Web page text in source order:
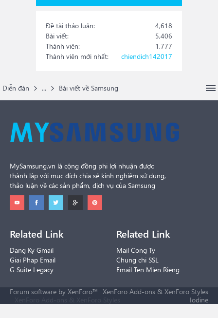
Đề tài thảo luận:
4,618
Bài viết:
5,406
Thành viên:
1,777
Thành viên mới nhất:
chiendich142017
Diễn đàn ... Bài viết về Samsung
MySamsung.vn là cộng đồng phi lợi nhuận được
thành lập với mục đích chia sẻ kinh nghiệm sử dụng,
thảo luận về các sản phẩm, dịch vụ của Samsung
Related Link
Dang Ky Gmail
Giai Phap Email
G Suite Legacy
Related Link
Mail Cong Ty
Chung chi SSL
Email Ten Mien Rieng
Forum software by XenForo™ XenForo Add-ons & XenForo Styles
Iodine